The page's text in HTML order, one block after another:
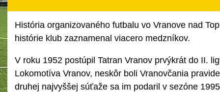
História organizovaného futbalu vo Vranove nad
histórie klub zaznamenal viacero medzníkov.
V roku 1952 postúpil Tatran Vranov prvýkrát do II.
Lokomotíva Vranov, neskôr boli Vranovčania
druhej najvyššej súťaže sa im podaril v sezóne